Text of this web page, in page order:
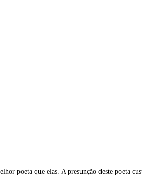
poeta que elas. A presunção deste poeta